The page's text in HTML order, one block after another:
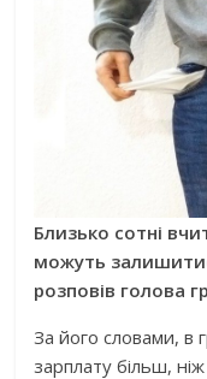
Близько сотні
можуть
розповів голова
За його словами, в
зарплату більш, ніж